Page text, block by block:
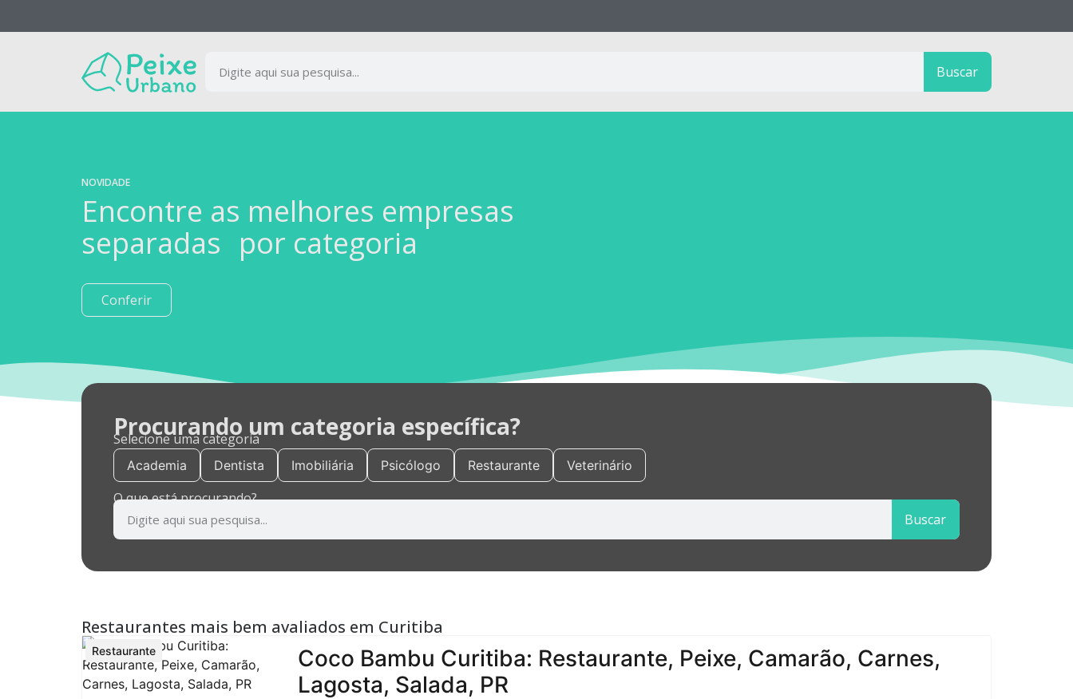
Buscar
NOVIDADE
Encontre as melhores empresas
separadas por categoria
Conferir
Procurando um categoria específica?
Selecione uma categoria
Academia Dentista Imobiliária Psicólogo Restaurante Veterinário
O que está procurando?
Buscar
Restaurantes mais bem avaliados em Curitiba
Coco Bambu Curitiba: Restaurante, Peixe, Camarão, Carnes,
Lagosta, Salada, PR
Restaurante